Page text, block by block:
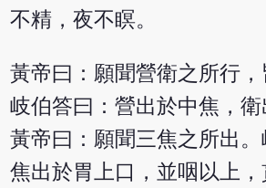
不精，夜不瞑。
黃帝曰：願聞營衛之所行，
岐伯答曰：營出於中焦，
黃帝曰：願聞三焦之所出
焦出於胃上口，並咽以上